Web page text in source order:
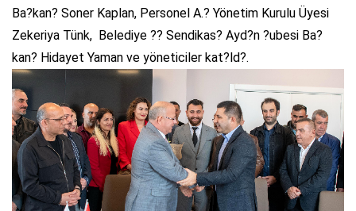
Ba?kan? Soner Kaplan, Personel A.? Yönetim Kurulu Üyesi
Zekeriya Tünk, Belediye ?? Sendikas? Ayd?n ?ubesi Ba?
kan? Hidayet Yaman ve yöneticiler kat?ld?.